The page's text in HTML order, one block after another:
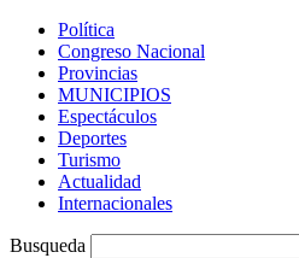
Política
Congreso Nacional
Provincias
MUNICIPIOS
Espectáculos
Deportes
Turismo
Actualidad
Internacionales
Busqueda